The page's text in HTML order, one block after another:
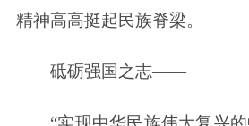
精神高高挺起民族脊梁。
砥砺强国之志——